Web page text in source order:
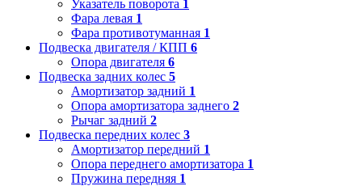
Указатель поворота 1
Фара левая 1
Фара противотуманная 1
Подвеска двигателя / КПП 6
Опора двигателя 6
Подвеска задних колес 5
Амортизатор задний 1
Опора амортизатора заднего 2
Рычаг задний 2
Подвеска передних колес 3
Амортизатор передний 1
Опора переднего амортизатора 1
Пружина передняя 1